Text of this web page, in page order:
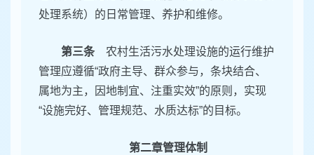
处理系统）的日常管理、养护和维修。
第三条 农村生活污水处理设施的运行维护
管理应遵循“政府主导、群众参与，条块结合、
属地为主，因地制宜、注重实效”的原则，实现
“设施完好、管理规范、水质达标”的目标。
第二章管理体制